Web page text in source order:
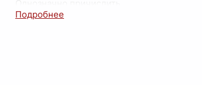
его к героям или злодеям
невозможно. Он –